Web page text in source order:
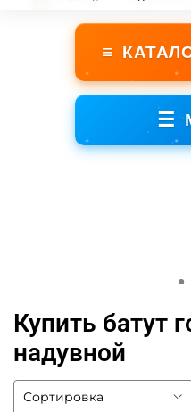
≡
☰
Купить батут
надувной